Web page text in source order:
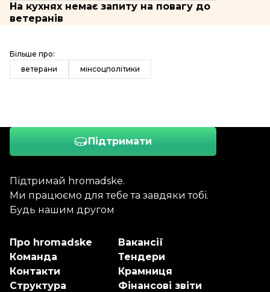
На кухнях немає запиту на повагу до
ветеранів
Більше про:
ветерани
мінсоцполітики
Підтримати
Підтримай hromadske.
Ми працюємо для тебе та завдяки тобі.
Будь нашим другом
Про hromadske
Команда
Контакти
Структура
Вакансії
Тендери
Крамниця
Фінансові звіти